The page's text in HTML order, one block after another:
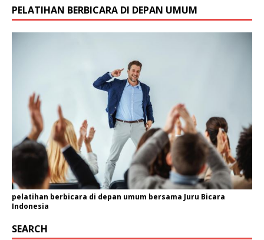
PELATIHAN BERBICARA DI DEPAN UMUM
pelatihan berbicara di depan umum bersama Juru Bicara
Indonesia
SEARCH